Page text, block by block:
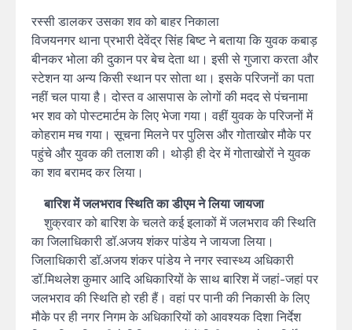
रस्सी डालकर उसका शव को बाहर निकाला
विजयनगर थाना प्रभारी देवेंद्र सिंह बिष्ट ने बताया कि युवक कबाड़
बीनकर भोला की दुकान पर बेच देता था। इसी से गुजारा करता और
स्टेशन या अन्य किसी स्थान पर सोता था। इसके परिजनों का पता
नहीं चल पाया है। दोस्त व आसपास के लोगों की मदद से पंचनामा
भर शव को पोस्टमार्टम के लिए भेजा गया। वहीं युवक के परिजनों में
कोहराम मच गया। सूचना मिलने पर पुलिस और गोताखोर मौके पर
पहुंचे और युवक की तलाश की। थोड़ी ही देर में गोताखोरों ने युवक
का शव बरामद कर लिया।
बारिश में जलभराव स्थिति का डीएम ने लिया जायजा
शुक्रवार को बारिश के चलते कई इलाकों में जलभराव की स्थिति
का जिलाधिकारी डॉ.अजय शंकर पांडेय ने जायजा लिया।
जिलाधिकारी डॉ.अजय शंकर पांडेय ने नगर स्वास्थ्य अधिकारी
डॉ.मिथलेश कुमार आदि अधिकारियों के साथ बारिश में जहां-जहां पर
जलभराव की स्थिति हो रही हैं। वहां पर पानी की निकासी के लिए
मौके पर ही नगर निगम के अधिकारियों को आवश्यक दिशा निर्देश